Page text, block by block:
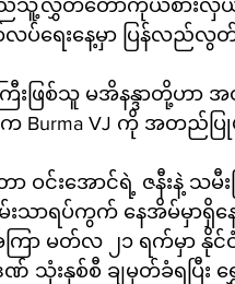
ည်သူ့လွှတ်တော်ကိုယ်စားလှယ်
ပ်ရေးနေ့မှာ ပြန်လည်
ြီးဖြစ်သူ မအိနန္ဒာတို့ဟာ
Burma VJ ကို အတည်ပ
င်းအောင်ရဲ့ ဇနီးနဲ့ သမီး
မ်းသာရပ်ကွက် နေအိမ်မှာရှိ
ကြာ မတ်လ ၂၁ ရက်မှာ
သုံးနှစ်စီ ချမှတ်ခံရပြီး